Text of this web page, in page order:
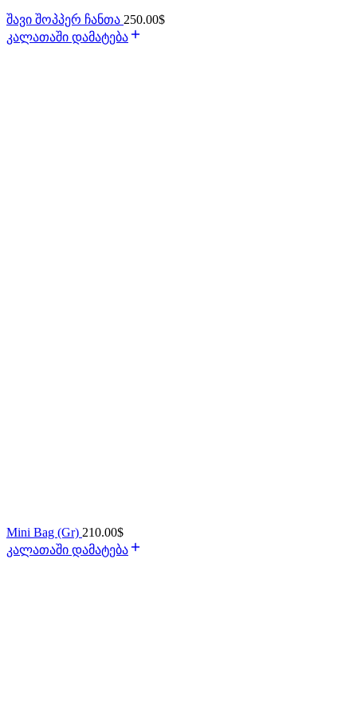
შავი შოპპერ ჩანთა 250.00$
კალათაში დამატება
Mini Bag (Gr) 210.00$
კალათაში დამატება